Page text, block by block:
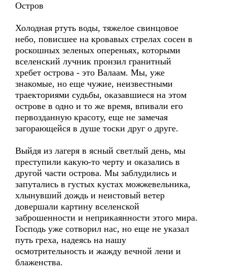
Остров
Холодная ртуть воды, тяжелое свинцовое
небо, повисшее на кровавых стрелах сосен в
роскошных зеленых опереньях, которыми
вселенский лучник пронзил гранитный
хребет острова - это Валаам. Мы, уже
знакомые, но еще чужие, неизвестными
траекториями судьбы, оказавшиеся на этом
острове в одно и то же время, впивали его
первозданную красоту, еще не замечая
загорающейся в душе тоски друг о друге.
Выйдя из лагеря в ясный светлый день, мы
преступили какую-то черту и оказались в
другой части острова. Мы заблудились и
запутались в густых кустах можжевельника,
хлынувший дождь и неистовый ветер
довершали картину вселенской
заброшенности и неприкаянности этого мира.
Господь уже сотворил нас, но еще не указал
путь греха, надеясь на нашу
осмотрительность и жажду вечной лени и
блаженства.